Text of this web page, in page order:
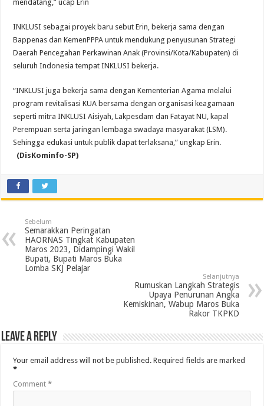
mendatang,” ucap Erin
INKLUSI sebagai proyek baru sebut Erin, bekerja sama dengan
Bappenas dan KemenPPPA untuk mendukung penyusunan Strategi
Daerah Pencegahan Perkawinan Anak (Provinsi/Kota/Kabupaten) di
seluruh Indonesia tempat INKLUSI bekerja.
“INKLUSI juga bekerja sama dengan Kementerian Agama melalui
program revitalisasi KUA bersama dengan organisasi keagamaan
seperti mitra INKLUSI Aisiyah, Lakpesdam dan Fatayat NU, kapal
Perempuan serta jaringan lembaga swadaya masyarakat (LSM).
Sehingga edukasi untuk publik dapat terlaksana,” ungkap Erin.
(DisKominfo-SP)
Sebelum
Semarakkan Peringatan
HAORNAS Tingkat Kabupaten
Maros 2023, Didampingi Wakil
Bupati, Bupati Maros Buka
Lomba SKJ Pelajar
Selanjutnya
Rumuskan Langkah Strategis
Upaya Penurunan Angka
Kemiskinan, Wabup Maros Buka
Rakor TKPKD
Leave a Reply
Your email address will not be published. Required fields are marked
*
Comment*